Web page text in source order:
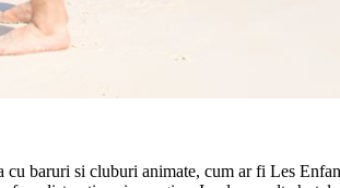
baruri si cluburi animate, cum ar fi Les